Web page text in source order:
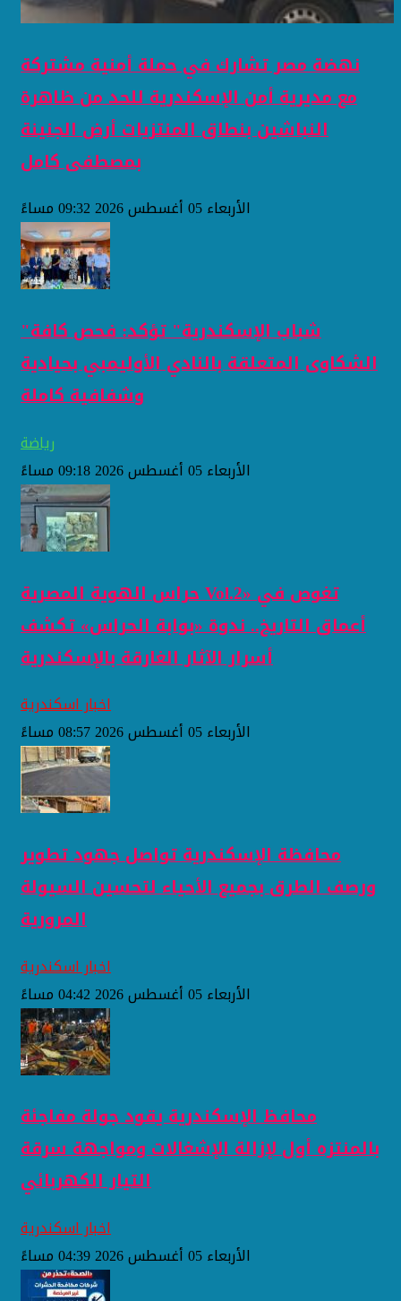
نهضة مصر تشارك في حملة أمنية مشتركة
مع مديرية أمن الإسكندرية للحد من ظاهرة
النباشين بنطاق المنتزيات أرض الجنينة
بمصطفى كامل
الأربعاء 05 أغسطس 2026 09:32 مساءً
"شباب الإسكندرية" تؤكد: فحص كافة
الشكاوى المتعلقة بالنادي الأوليمبي بحيادية
وشفافية كاملة
رياضة
الأربعاء 05 أغسطس 2026 09:18 مساءً
حراس الهوية المصرية Vol.2» تغوص في
أعماق التاريخ.. ندوة «بوابة الحراس» تكشف
أسرار الآثار الغارقة بالإسكندرية
اخبار اسكندرية
الأربعاء 05 أغسطس 2026 08:57 مساءً
محافظة الإسكندرية تواصل جهود تطوير
ورصف الطرق بجميع الأحياء لتحسين السيولة
المرورية
اخبار اسكندرية
الأربعاء 05 أغسطس 2026 04:42 مساءً
محافظ الإسكندرية يقود جولة مفاجئة
بالمنتزه أول لإزالة الإشغالات ومواجهة سرقة
التيار الكهربائي
اخبار اسكندرية
الأربعاء 05 أغسطس 2026 04:39 مساءً